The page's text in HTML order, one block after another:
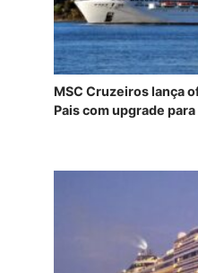
MSC Cruzeiros lança
Pais com upgrade